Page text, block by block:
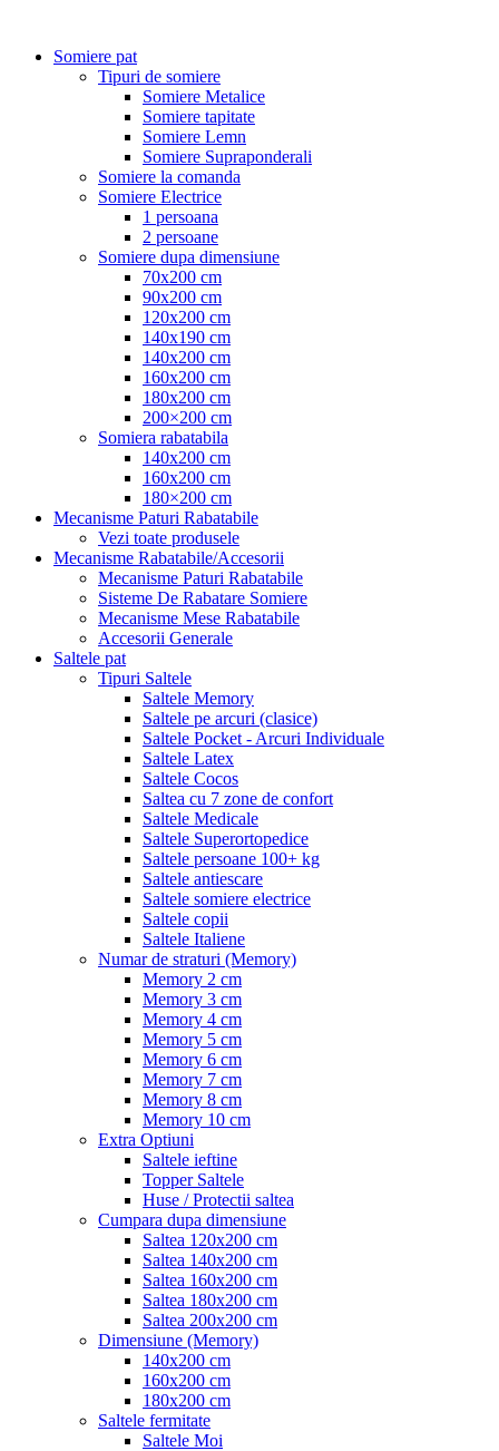
Somiere pat
Tipuri de somiere
Somiere Metalice
Somiere tapitate
Somiere Lemn
Somiere Supraponderali
Somiere la comanda
Somiere Electrice
1 persoana
2 persoane
Somiere dupa dimensiune
70x200 cm
90x200 cm
120x200 cm
140x190 cm
140x200 cm
160x200 cm
180x200 cm
200×200 cm
Somiera rabatabila
140x200 cm
160x200 cm
180×200 cm
Mecanisme Paturi Rabatabile
Vezi toate produsele
Mecanisme Rabatabile/Accesorii
Mecanisme Paturi Rabatabile
Sisteme De Rabatare Somiere
Mecanisme Mese Rabatabile
Accesorii Generale
Saltele pat
Tipuri Saltele
Saltele Memory
Saltele pe arcuri (clasice)
Saltele Pocket - Arcuri Individuale
Saltele Latex
Saltele Cocos
Saltea cu 7 zone de confort
Saltele Medicale
Saltele Superortopedice
Saltele persoane 100+ kg
Saltele antiescare
Saltele somiere electrice
Saltele copii
Saltele Italiene
Numar de straturi (Memory)
Memory 2 cm
Memory 3 cm
Memory 4 cm
Memory 5 cm
Memory 6 cm
Memory 7 cm
Memory 8 cm
Memory 10 cm
Extra Optiuni
Saltele ieftine
Topper Saltele
Huse / Protectii saltea
Cumpara dupa dimensiune
Saltea 120x200 cm
Saltea 140x200 cm
Saltea 160x200 cm
Saltea 180x200 cm
Saltea 200x200 cm
Dimensiune (Memory)
140x200 cm
160x200 cm
180x200 cm
Saltele fermitate
Saltele Moi